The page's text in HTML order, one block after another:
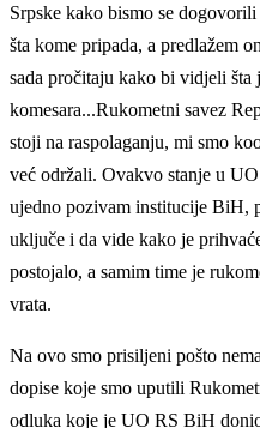
Srpske kako bismo se
šta kome pripada, a predlažem
sada pročitaju kako bi vidjeli šta
komesara...Rukometni savez
stoji na raspolaganju, mi smo
već održali. Ovakvo stanje u
ujedno pozivam institucije BiH,
uključe i da vide kako je
postojalo, a samim time je
vrata.
Na ovo smo prisiljeni pošto
dopise koje smo uputili
odluka koje je UO RS BiH